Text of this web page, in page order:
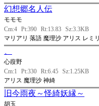
幻想郷名人伝
モモモ
Cm:4 Pt:390 Rt:13.83 Sz:3.3KB
マリアリ 落語 魔理沙 アリス レミ
心葭野
Cm:1
Pt:330 Rt:6.45 Sz:1.25KB
アリス 魔理沙 神綺
旧今雨夜～怪綺妖縁～
胡玉